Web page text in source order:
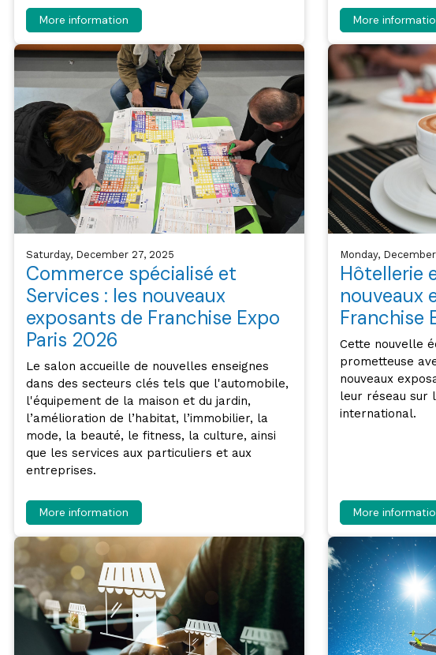
More information More
Saturday, December 27, 2025
Commerce spécialisé et
Services : les nouveaux
exposants de Franchise Expo
Paris 2026
Le salon accueille de nouvelles enseignes
dans des secteurs clés tels que l'automobile,
l'équipement de la maison et du jardin,
l’amélioration de l’habitat, l’immobilier, la
mode, la beauté, le fitness, la culture, ainsi
que les services aux particuliers et aux
entreprises.
More information
Monday,
Hôtellerie
nouveaux
Franchise
Cette nouvelle
prometteuse
nouveaux
leur réseau sur
international.
More